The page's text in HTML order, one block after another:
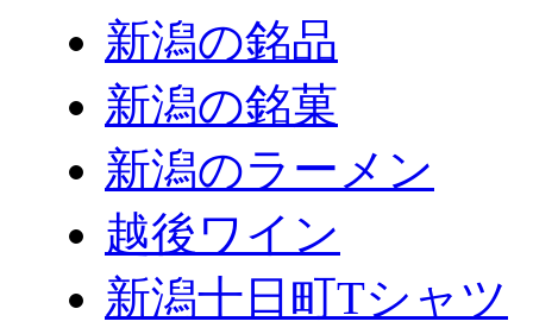
新潟の銘品
新潟の銘菓
新潟のラーメン
越後ワイン
新潟十日町Tシャツ